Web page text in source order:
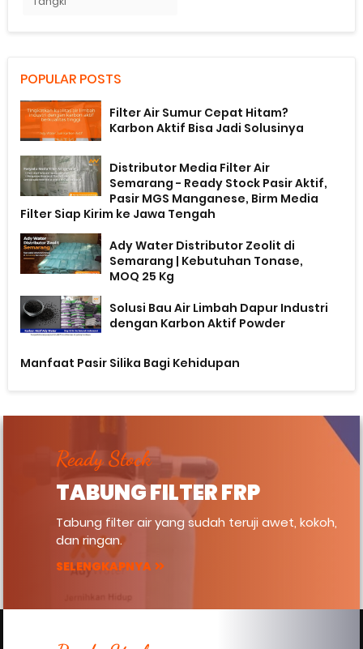
POPULAR POSTS
Filter Air Sumur Cepat Hitam?
Karbon Aktif Bisa Jadi Solusinya
Distributor Media Filter Air
Semarang - Ready Stock Pasir Aktif,
Pasir MGS Manganese, Birm Media
Filter Siap Kirim ke Jawa Tengah
Ady Water Distributor Zeolit di
Semarang | Kebutuhan Tonase,
MOQ 25 Kg
Solusi Bau Air Limbah Dapur Industri
dengan Karbon Aktif Powder
Manfaat Pasir Silika Bagi Kehidupan
Ready Stock
TABUNG FILTER FRP
Tabung filter air yang sudah teruji awet, kokoh,
dan ringan.
SELENGKAPNYA